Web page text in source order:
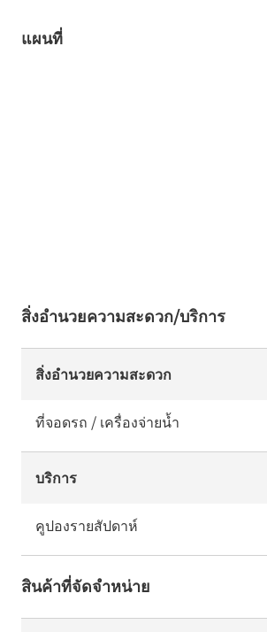
แผนที่
สิ่งอำนวยความสะดวก/บริการ
สิ่งอำนวยความสะดวก
ที่จอดรถ / เครื่องจ่ายน้ำ
บริการ
คูปองรายสัปดาห์
สินค้าที่จัดจำหน่าย